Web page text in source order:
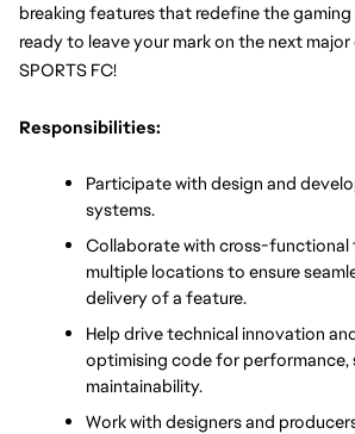
breaking features that redefine the
ready to leave your mark on the next
SPORTS FC!
Responsibilities:
Participate with design and
systems.
Collaborate with cross-functional
multiple locations to ensure
delivery of a feature.
Help drive technical innovation
optimising code for performance,
maintainability.
Work with designers and